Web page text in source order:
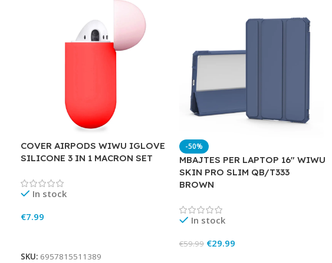
COVER AIRPODS WIWU IGLOVE
SILICONE 3 IN 1 MACRON SET
In stock
€7.99
SKU: 6957815511389
-50%
MBAJTES PER LAPTOP 16″ WIWU
SKIN PRO SLIM QB/T333
BROWN
In stock
€59.99 €29.99